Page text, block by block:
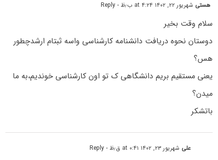
هستی شهریور ۲۲, ۱۴۰۲ at ۴:۲۴ ب٫ظ - Reply
سلام وقت بخیر
دوستان نحوه دریافت دانشنامه کارشناسی واسه ثبتام ارشدچطور
هس؟
یعنی مستقیم بریم دانشگاهی ک تو اون کارشناسی خوندیم،به ما
میدن؟
باتشکر
علی شهریور ۲۳, ۱۴۰۲ at ۰:۴۱ ق٫ظ - Reply